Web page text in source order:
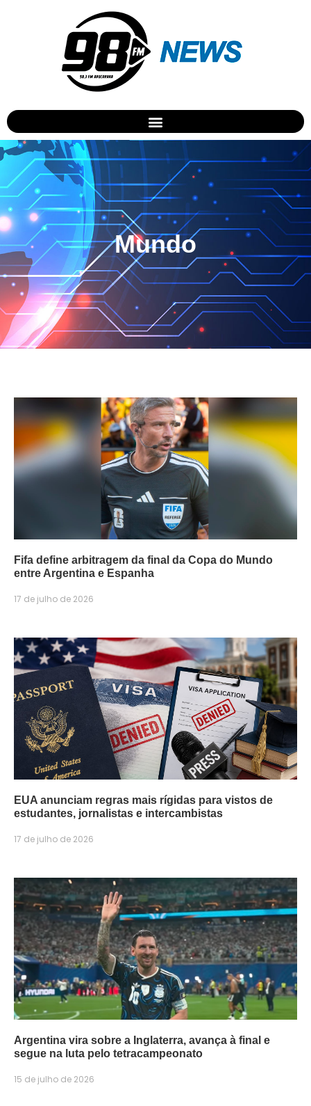
Mundo
Fifa define arbitragem da final da Copa do Mundo
entre Argentina e Espanha
17 de julho de 2026
EUA anunciam regras mais rígidas para vistos de
estudantes, jornalistas e intercambistas
17 de julho de 2026
Argentina vira sobre a Inglaterra, avança à final e
segue na luta pelo tetracampeonato
15 de julho de 2026